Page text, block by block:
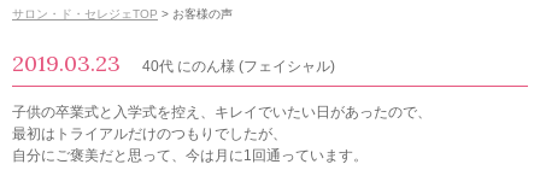
サロン・ド・セレジェTOP > お客様の声
2019.03.23 40代 にのん様 (フェイシャル)
子供の卒業式と入学式を控え、キレイでいたい日があったので、
最初はトライアルだけのつもりでしたが、
自分にご褒美だと思って、今は月に1回通っています。